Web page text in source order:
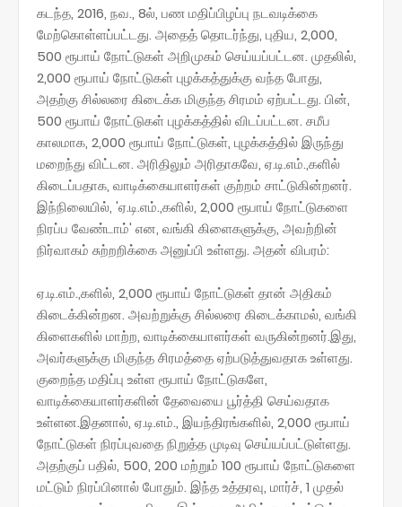
கடந்த, 2016, நவ., 8ல், பண மதிப்பிழப்பு நடவடிக்கை
மேற்கொள்ளப்பட்டது. அதைத் தொடர்ந்து, புதிய, 2,000,
500 ரூபாய் நோட்டுகள் அறிமுகம் செய்யப்பட்டன. முதலில்,
2,000 ரூபாய் நோட்டுகள் புழக்கத்துக்கு வந்த போது,
அதற்கு சில்லரை கிடைக்க மிகுந்த சிரமம் ஏற்பட்டது. பின்,
500 ரூபாய் நோட்டுகள் புழக்கத்தில் விடப்பட்டன. சமீப
காலமாக, 2,000 ரூபாய் நோட்டுகள், புழக்கத்தில் இருந்து
மறைந்து விட்டன. அரிதிலும் அரிதாகவே, ஏ.டி.எம்.,களில்
கிடைப்பதாக, வாடிக்கையாளர்கள் குற்றம் சாட்டுகின்றனர்.
இந்நிலையில், 'ஏ.டி.எம்.,களில், 2,000 ரூபாய் நோட்டுகளை
நிரப்ப வேண்டாம்' என, வங்கி கிளைகளுக்கு, அவற்றின்
நிர்வாகம் சுற்றறிக்கை அனுப்பி உள்ளது. அதன் விபரம்:
ஏ.டி.எம்.,களில், 2,000 ரூபாய் நோட்டுகள் தான் அதிகம்
கிடைக்கின்றன. அவற்றுக்கு சில்லரை கிடைக்காமல், வங்கி
கிளைகளில் மாற்ற, வாடிக்கையாளர்கள் வருகின்றனர்.இது,
அவர்களுக்கு மிகுந்த சிரமத்தை ஏற்படுத்துவதாக உள்ளது.
குறைந்த மதிப்பு உள்ள ரூபாய் நோட்டுகளே,
வாடிக்கையாளர்களின் தேவையை பூர்த்தி செய்வதாக
உள்ளன.இதனால், ஏ.டி.எம்., இயந்திரங்களில், 2,000 ரூபாய்
நோட்டுகள் நிரப்புவதை நிறுத்த முடிவு செய்யப்பட்டுள்ளது.
அதற்குப் பதில், 500, 200 மற்றும் 100 ரூபாய் நோட்டுகளை
மட்டும் நிரப்பினால் போதும். இந்த உத்தரவு, மார்ச், 1 முதல்